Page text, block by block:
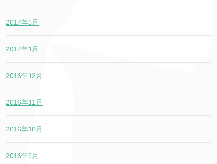
2017年3月
2017年1月
2016年12月
2016年11月
2016年10月
2016年9月